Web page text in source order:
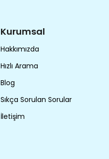
Kurumsal
Hakkımızda
Hızlı Arama
Blog
Sıkça Sorulan Sorular
İletişim